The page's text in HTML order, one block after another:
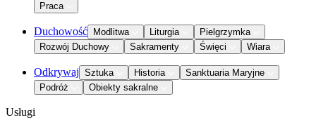
Praca
Duchowość Modlitwa Liturgia
Pielgrzymka
Rozwój Duchowy
Sakramenty Święci Wiara
Odkrywaj Sztuka Historia
Sanktuaria Maryjne
Podróż
Obiekty sakralne
Usługi